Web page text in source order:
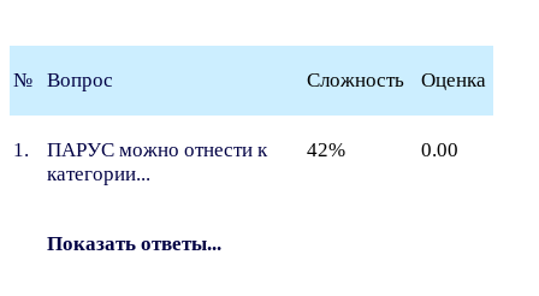
№ Вопрос Сложность Оценка
1.
ПАРУС можно отнести к
категории...
42% 0.00
Показать ответы...